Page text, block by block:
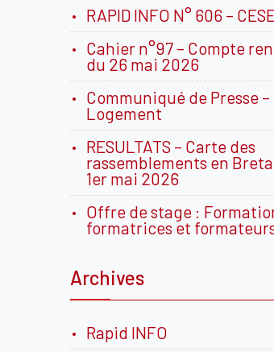
RAPID INFO N° 606 –
Cahier n°97 – Compte
du 26 mai 2026
Communiqué de Presse –
Logement
RESULTATS – Carte des
rassemblements en
1er mai 2026
Offre de stage :
formatrices et
Archives
Rapid INFO